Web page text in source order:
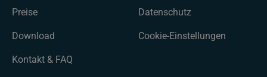
Preise
Download
Kontakt & FAQ
Datenschutz
Cookie-Einstellungen